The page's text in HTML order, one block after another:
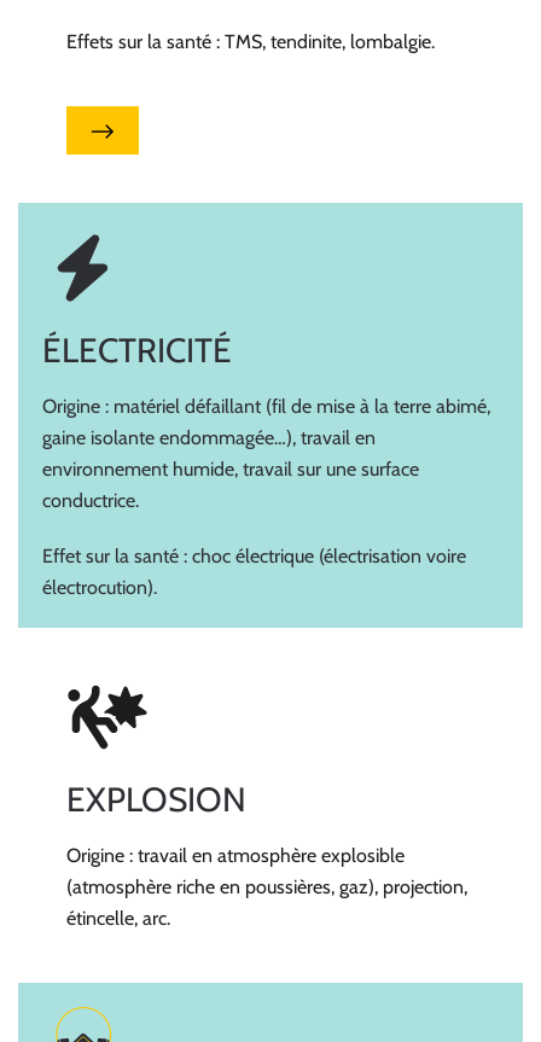
Effets sur la santé : TMS, tendinite, lombalgie.
ÉLECTRICITÉ
Origine : matériel défaillant (fil de mise à la terre abimé,
gaine isolante endommagée…), travail en
environnement humide, travail sur une surface
conductrice.
Effet sur la santé : choc électrique (électrisation voire
électrocution).
EXPLOSION
Origine : travail en atmosphère explosible
(atmosphère riche en poussières, gaz), projection,
étincelle, arc.